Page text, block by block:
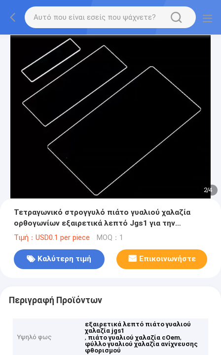
2/4
Τετραγωνικό στρογγυλό πιάτο γυαλιού χαλαζία
ορθογωνίων εξαιρετικά λεπτό Jgs1 για την
ανίχνευση ερευνητικού φθορισμού προγράμματος
Τιμή：USD0.1 per piece MOQ：1
Καλύτερη τιμή Επικοινωνήστε
Περιγραφή Προϊόντων
Υψηλό φως
εξαιρετικά λεπτό πιάτο γυαλιού
χαλαζία jgs1
, πιάτο γυαλιού χαλαζία cOem,
φύλλο γυαλιού χαλαζία ανίχνευσης
φθορισμού